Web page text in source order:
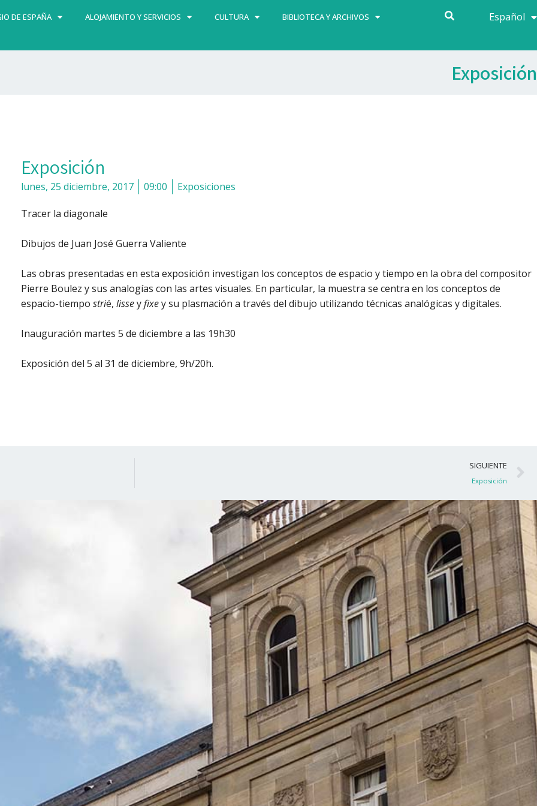
DE ESPAÑA ALOJAMIENTO Y SERVICIOS CULTURA BIBLIOTECA Y ARCHIVOS Español
Français
Exposición
Exposición
lunes, 25 diciembre, 2017 09:00 Exposiciones
Tracer la diagonale
Dibujos de Juan José Guerra Valiente
Las obras presentadas en esta exposición investigan los conceptos de espacio y tiempo en la obra del compositor
Pierre Boulez y sus analogías con las artes visuales. En particular, la muestra se centra en los conceptos de
espacio-tiempo strié, lisseyfixey su plasmación a través del dibujo utilizando técnicas analógicas y digitales.
Inauguración martes 5 de diciembre a las 19h30
Exposición del 5 al 31 de diciembre, 9h/20h.
SIGUIENTE
Exposición